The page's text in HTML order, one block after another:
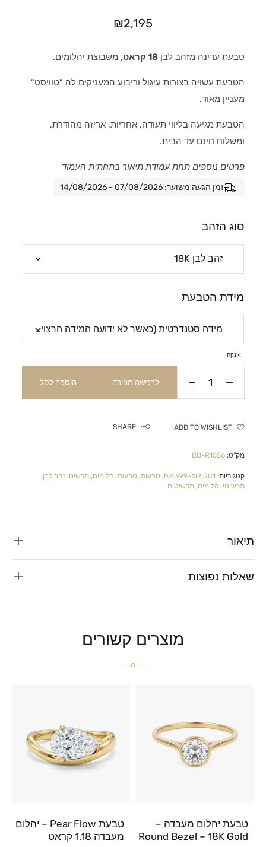
₪2,195
טבעת עדינה מזהב לבן18 קראט , משבוצת יהלומים.
הטבעת עשויה בצורות עיגול וריבוע המעניקים לה "טוויסט"
מעניין מאוד.
הטבעת מגיעה בליווי תעודה, אחריות, אריזה מהודרת,
ומשלוח חינם עד הבית.
פרטים נוספים תחת עמודת תיאור בתחתית העמוד
זמן הגעה משוער: 07/08/2026 - 14/08/2026
סוג הזהב
מידת הטבעת
נקה
לרכישה מהירה הוספה לסל
ADD TO WISHLIST
SHARE
מק"ט:BD-R1556
קטגוריות: ₪2,001-₪4,999
, טבעות, טבעות יהלומים,תכשיטי זהב לבן,
תכשיטי יהלומים,תכשיטים
תיאור
שאלות נפוצות
מוצרים קשורים
טבעת יהלום מעבדה –
Round Bezel – 18K Gold
טבעת Pear Flow – יהלום
מעבדה 1.18 קראט